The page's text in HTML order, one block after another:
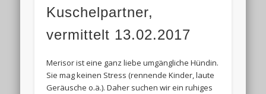
Kuschelpartner,
vermittelt 13.02.2017
Merisor ist eine ganz liebe umgängliche Hündin.
Sie mag keinen Stress (rennende Kinder, laute
Geräusche o.ä.). Daher suchen wir ein ruhiges